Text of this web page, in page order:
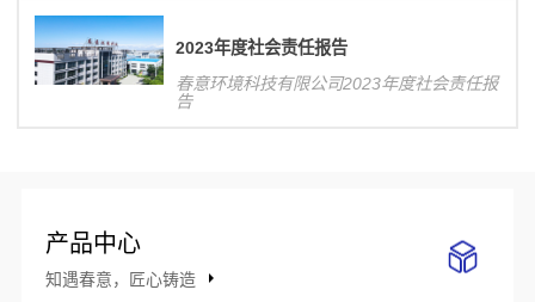
2023年度社会责任报告
春意环境科技有限公司2023年度社会责任报
告
产品中心
知遇春意，匠心铸造